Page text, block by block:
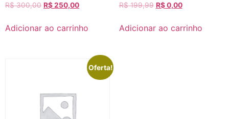
R$300,00 R$250,00
Adicionar ao carrinho
R$199,99 R$0,00
Adicionar ao carrinho
Oferta!